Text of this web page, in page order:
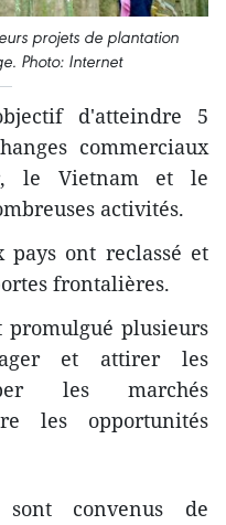
projets de plantation
Photo: Internet
d'atteindre 5
commerciaux
le Vietnam et le
activités.
ont reclassé et
frontalières.
promulgué plusieurs
et attirer les
les marchés
les opportunités
convenus de